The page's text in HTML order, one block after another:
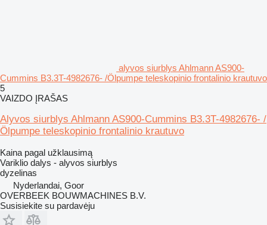
alyvos siurblys Ahlmann AS900-
Cummins B3.3T-4982676- /Ölpumpe teleskopinio frontalinio krautuvo
5
VAIZDO ĮRAŠAS
Alyvos siurblys Ahlmann AS900-Cummins B3.3T-4982676- /
Ölpumpe teleskopinio frontalinio krautuvo
Kaina pagal užklausimą
Variklio dalys - alyvos siurblys
dyzelinas
Nyderlandai, Goor
OVERBEEK BOUWMACHINES B.V.
Susisiekite su pardavėju